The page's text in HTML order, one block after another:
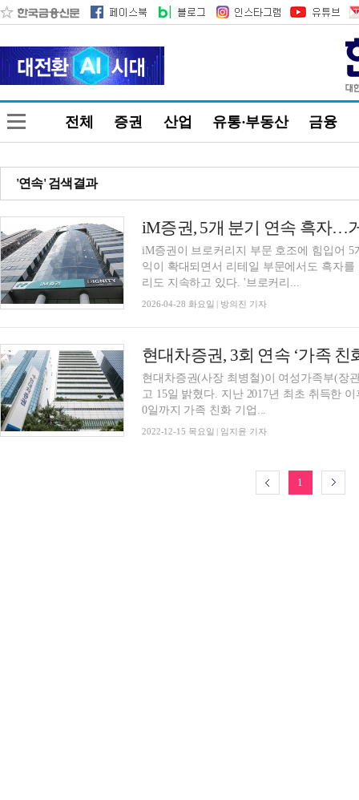
전체 증권 산업 유통·부동산 금융
'연속' 검색결과
iM증권이 브로커리지 부문 호조에 힘입어
익이 확대되면서 리테일 부문에서도 흑자
리도 지속하고 있다. '브로커리...
2026-04-28 화요일 | 방의진 기자
현대차증권(사장 최병철)이 여성가족부(장
고 15일 밝혔다. 지난 2017년 최초 취득한
0일까지 가족 친화 기업...
2022-12-15 목요일 | 임지윤 기자
1